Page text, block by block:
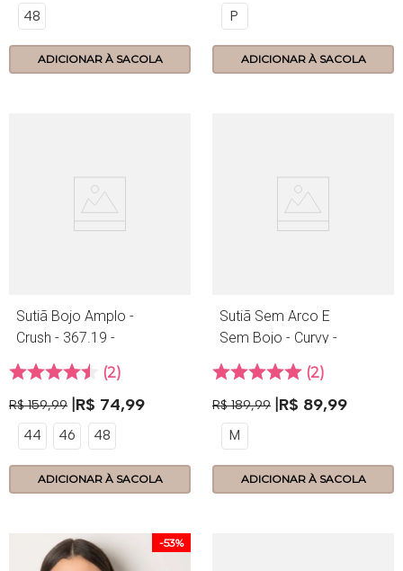
48
ADICIONAR À SACOLA
P
ADICIONAR À SACOLA
Sutiã Bojo Amplo -
Crush - 367.19 -
Rouge
2
R$ 159,99 R$ 74,99
44 46 48
ADICIONAR À SACOLA
Sutiã Sem Arco E
Sem Bojo - Curvy -
394.24 - Base
2
R$ 189,99 R$ 89,99
M
ADICIONAR À SACOLA
-53%